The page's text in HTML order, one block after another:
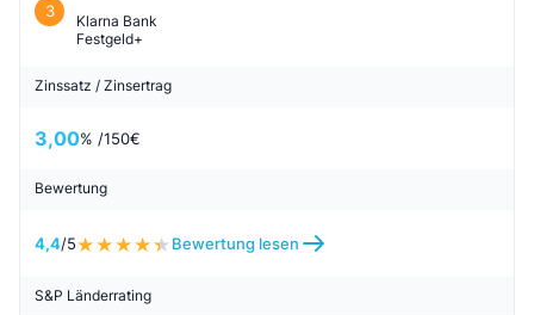
3
Klarna Bank
Festgeld+
Zinssatz / Zinsertrag
3,00% /150€
Bewertung
4,4/5 Bewertung lesen
S&P Länderrating